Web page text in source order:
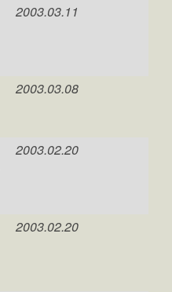
2003.03.11
2003.03.08
2003.02.20
2003.02.20